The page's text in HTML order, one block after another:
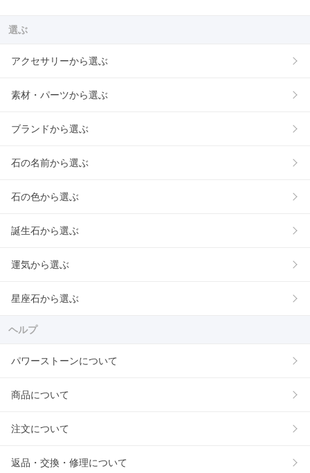
選ぶ
アクセサリーから選ぶ
素材・パーツから選ぶ
ブランドから選ぶ
石の名前から選ぶ
石の色から選ぶ
誕生石から選ぶ
運気から選ぶ
星座石から選ぶ
ヘルプ
パワーストーンについて
商品について
注文について
返品・交換・修理について